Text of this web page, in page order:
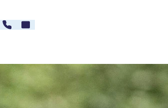
030 - 26478607
Kontakt